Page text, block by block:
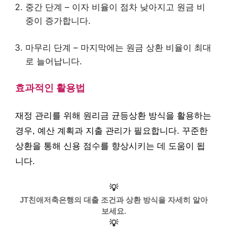
중간 단계 – 이자 비율이 점차 낮아지고 원금 비
중이 증가합니다.
마무리 단계 – 마지막에는 원금 상환 비율이 최대
로 늘어납니다.
효과적인 활용법
재정 관리를 위해 원리금 균등상환 방식을 활용하는
경우, 예산 계획과 지출 관리가 필요합니다. 꾸준한
상환을 통해 신용 점수를 향상시키는 데 도움이 됩
니다.
💡
JT친애저축은행의 대출 조건과 상환 방식을 자세히 알아
보세요.
💡